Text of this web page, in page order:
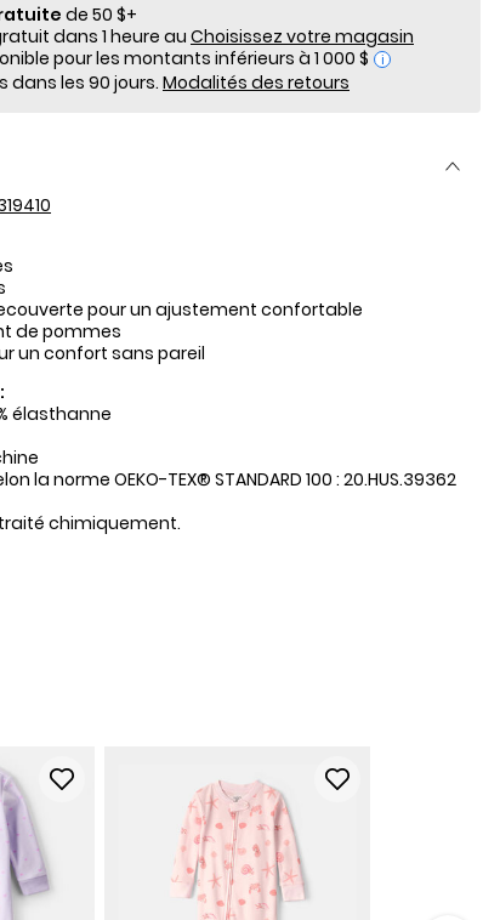
de 50 $+
dans 1 heure auChoisissez votre magasin
i
dans les 90 jours.Modalités des retours
pour un ajustement confortable
de pommes
un confort sans pareil
élasthanne
la norme OEKO-TEX® STANDARD 100 : 20.HUS.39362
chimiquement.